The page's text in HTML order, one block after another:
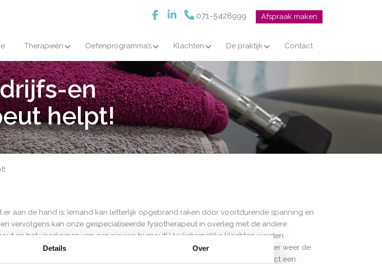
Details Over
071-5428999 Afspraak maken
Therapieën Oefenprogramma’s Klachten De praktijk Contact
en
helpt!
aan de hand is: Iemand kan letterlijk opgebrand raken door voortdurende spanning en
vervolgens kan onze gespecialiseerde fysiotherapeut in overleg met de andere
en het voorkomen van een nieuwe burnout! Uw lichamelijke klachten worden
bij stressvolle situaties te herkennen en daarmee om te gaan. Zo ontstaat er weer de
over de mogelijkheden van onze bedrijfs-en arbeidsfysiotherapeut of direct een